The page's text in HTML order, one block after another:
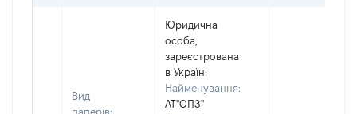
Вид
паперів:
Юридична
особа,
зареєстрована
в Україні
Найменування:
АТ"ОПЗ"